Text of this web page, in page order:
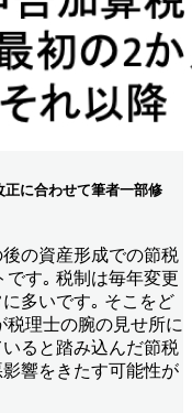
に合わせて筆者一部修
の資産形成での節税
す｡ 税制は毎年変更
多いです｡ そこをど
税理士の腕の見せ所に
ると踏み込んだ節税
響をきたす可能性が